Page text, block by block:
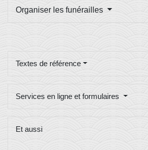
Organiser les funérailles
Textes de référence
Services en ligne et formulaires
Et aussi